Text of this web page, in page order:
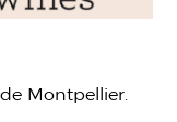
Montpellier.